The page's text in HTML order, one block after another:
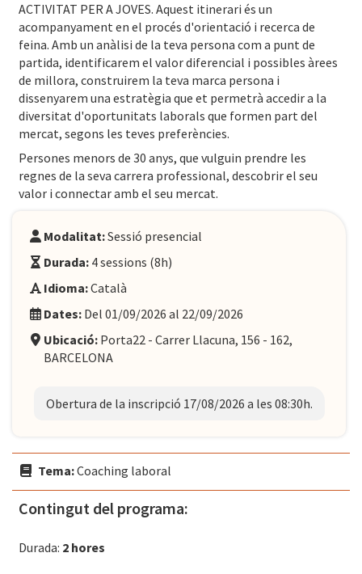
ACTIVITAT PER A JOVES. Aquest itinerari és un
acompanyament en el procés d'orientació i recerca de
feina. Amb un anàlisi de la teva persona com a punt de
partida, identificarem el valor diferencial i possibles àrees
de millora, construirem la teva marca persona i
dissenyarem una estratègia que et permetrà accedir a la
diversitat d'oportunitats laborals que formen part del
mercat, segons les teves preferències.
Persones menors de 30 anys, que vulguin prendre les
regnes de la seva carrera professional, descobrir el seu
valor i connectar amb el seu mercat.
Modalitat:Sessió presencial
Durada: 4 sessions (8h)
Idioma:Català
Dates: Del 01/09/2026 al 22/09/2026
Ubicació: Porta22 - Carrer Llacuna, 156 - 162,
BARCELONA
Obertura de la inscripció 17/08/2026 a les 08:30h.
Tema:Coaching laboral
Contingut del programa:
Durada: 2 hores